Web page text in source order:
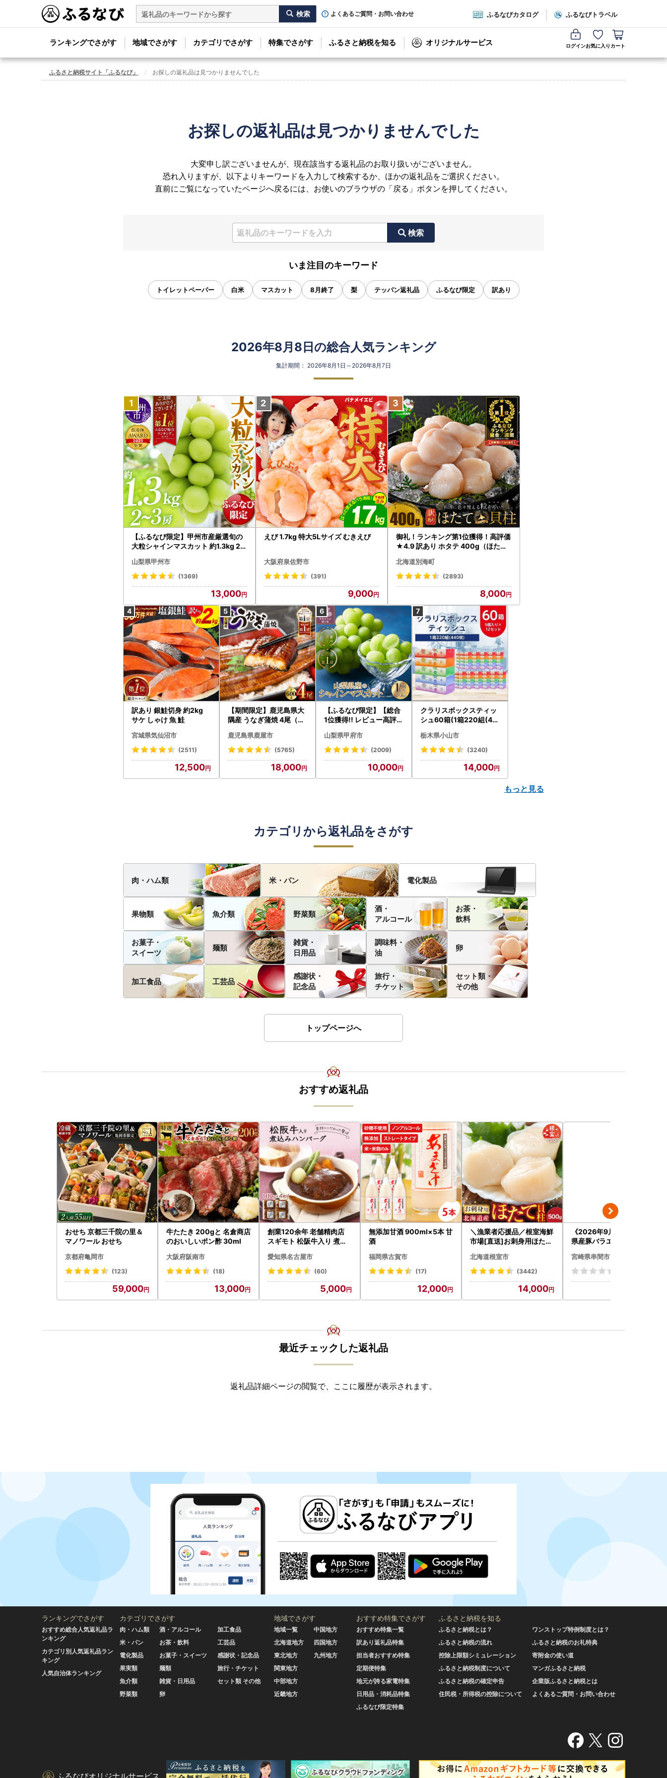
よくあるご質問・お問い合わせ ふるなびカタログ ふるなびトラベル
ランキングでさがす 地域でさがす カテゴリでさがす 特集でさがす ふるさと納税を知る オリジナルサービス ログインお気に入り カート
ふるさと納税サイト「ふるなび」 お探しの返礼品は見つかりませんでした
お探しの返礼品は見つかりませんでした
大変申し訳ございませんが、現在該当する返礼品のお取り扱いがございません。
恐れ入りますが、以下よりキーワードを入力して検索するか、ほかの返礼品をご選択ください。
直前にご覧になっていたページへ戻るには、お使いのブラウザの「戻る」ボタンを押してください。
検索
いま注目のキーワード
トイレットペーパー 白米 マスカット 8月終了 梨 テッパン返礼品 ふるなび限定 訳あり
2026年8月8日の総合人気ランキング
集計期間： 2026年8月1日～2026年8月7日
【ふるなび限定】甲州市産厳選旬の
大粒シャインマスカット 約1.3kg 2
472 FN-Limited-VO シャインマス
カット フルーツ
山梨県甲州市
(1369)
13,000
えび 1.7kg 特大5Lサイズ むきえび
大阪府泉佐野市
(391)
9,000
御礼！ランキング第1位獲得！高評価
★4.9 訳あり ホタテ 400g（ほたて
北海道別海町
(2893)
8,000
訳あり 銀鮭切身 約2kg
サケ しゃけ 魚 鮭
宮城県気仙沼市
(2511)
12,500
【期間限定】鹿児島県大
隅産 うなぎ蒲焼 4尾（60
cp18 うなぎ 鰻 魚 惣菜 総
菜
鹿児島県鹿屋市
(5765)
18,000
【ふるなび限定】【総合
1位獲得!! レビュー高評価
〉山梨県産 シャインマス
カット 2～3房（1.0kg以
N-Limited-SP
山梨県甲府市
(2009)
10,000
クラリスボックスティッ
シュ60箱(1箱220組(44
ト)【配送不可地域：離島
・沖縄県】【1256759】
栃木県小山市
(3240)
14,000
もっと見る
カテゴリから返礼品をさがす
肉・ハム類 米・パン 電化製品
果物類 魚介類 野菜類
酒・
アルコール
お茶・
飲料
お菓子・
スイーツ
麺類
雑貨・
日用品
調味料・
油
卵
加工食品 工芸品
感謝状・
記念品
旅行・
チケット
セット類・
その他
トップページへ
おすすめ返礼品
おせち 京都三千院の里＆
マノワール おせち
京都府亀岡市
(123)
59,000
牛たたき 200gと 名倉商店
のおいしいポン酢 30ml
大阪府阪南市
(18)
13,000
創業120余年 老舗精肉店
スギモト 松阪牛入り 煮込
惣菜 お取り寄せ グルメ ハ
ンバーグ 冷凍
愛知県名古屋市
(60)
5,000
無添加甘酒 900ml×5本 甘
酒
福岡県古賀市
(17)
12,000
＼漁業者応援品／根室海鮮
市場[直送]お刺身用ほたて
北海道根室市
(3442)
14,000
《2026年9月発送》宮崎
県産豚バラエティー4.1kg
宮崎県串間市
最近チェックした返礼品
返礼品詳細ページの閲覧で、ここに履歴が表示されます。
ランキングでさがす
おすすめ総合人気返礼品ラ
ンキング
カテゴリ別人気返礼品ラン
キング
人気自治体ランキング
カテゴリでさがす
肉・ハム類
米・パン
電化製品
果実類
魚介類
野菜類
酒・アルコール
お茶・飲料
お菓子・スイーツ
麺類
雑貨・日用品
卵
加工食品
工芸品
感謝状・記念品
旅行・チケット
セット類 その他
地域でさがす
地域一覧
北海道地方
東北地方
関東地方
中部地方
近畿地方
中国地方
四国地方
九州地方
おすすめ特集でさがす
おすすめ特集一覧
訳あり返礼品特集
担当者おすすめ特集
定期便特集
地元が誇る家電特集
日用品・消耗品特集
ふるなび限定特集
ふるさと納税を知る
ふるさと納税とは？
ふるさと納税の流れ
控除上限額シミュレーション
ふるさと納税制度について
ふるさと納税の確定申告
住民税・所得税の控除について
ワンストップ特例制度とは？
ふるさと納税のお礼特典
寄附金の使い道
マンガふるさと納税
企業版ふるさと納税とは
よくあるご質問・お問い合わせ